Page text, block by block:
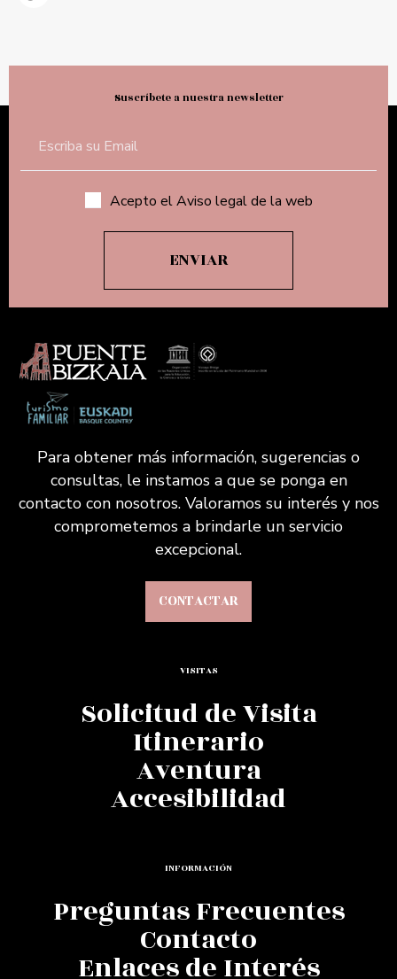
Suscríbete a nuestra newsletter
Acepto el Aviso legal de la web
Para obtener más información, sugerencias o
consultas, le instamos a que se ponga en
contacto con nosotros. Valoramos su interés y nos
comprometemos a brindarle un servicio
excepcional.
CONTACTAR
VISITAS
Solicitud de Visita
Itinerario
Aventura
Accesibilidad
INFORMACIÓN
Preguntas Frecuentes
Contacto
Enlaces de Interés